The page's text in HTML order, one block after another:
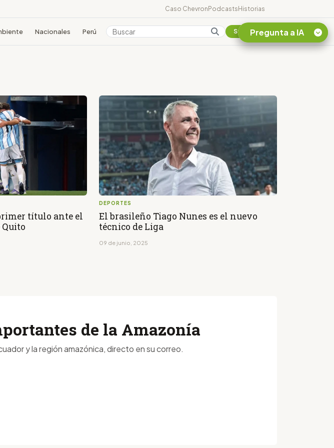
Caso ChevronPodcastsHistorias
Nacionales Perú Colombia Suscribirse
título ante el
Quito
DEPORTES
El brasileño Tiago Nunes es el nuevo
técnico de Liga
09 de junio, 2025
Pregunta a IA
Amazonia Ecuatoriana
tasa minera que rige en
Ecuador?
de la Amazonía
y la región amazónica, directo en su correo.